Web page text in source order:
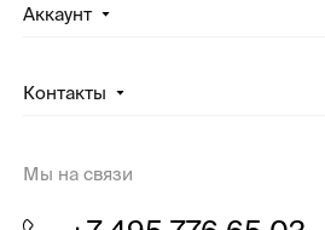
Аккаунт
Контакты
Мы на связи